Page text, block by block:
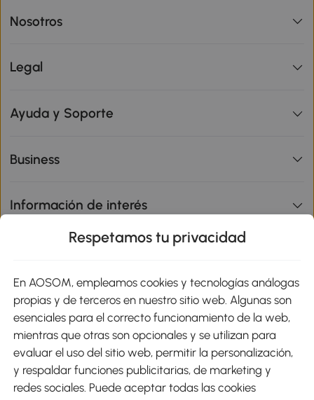
Nosotros
Legal
Ayuda y Soporte
Business
Información de interés
Métodos de Pago
Envíos
Respetamos tu privacidad
En AOSOM, empleamos cookies y tecnologías análogas
propias y de terceros en nuestro sitio web. Algunas son
esenciales para el correcto funcionamiento de la web,
mientras que otras son opcionales y se utilizan para
evaluar el uso del sitio web, permitir la personalización,
y respaldar funciones publicitarias, de marketing y
redes sociales. Puede aceptar todas las cookies